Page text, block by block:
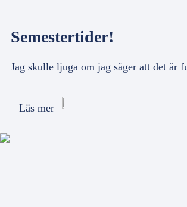
Semestertider!
Jag skulle ljuga om jag säger att det
Läs mer